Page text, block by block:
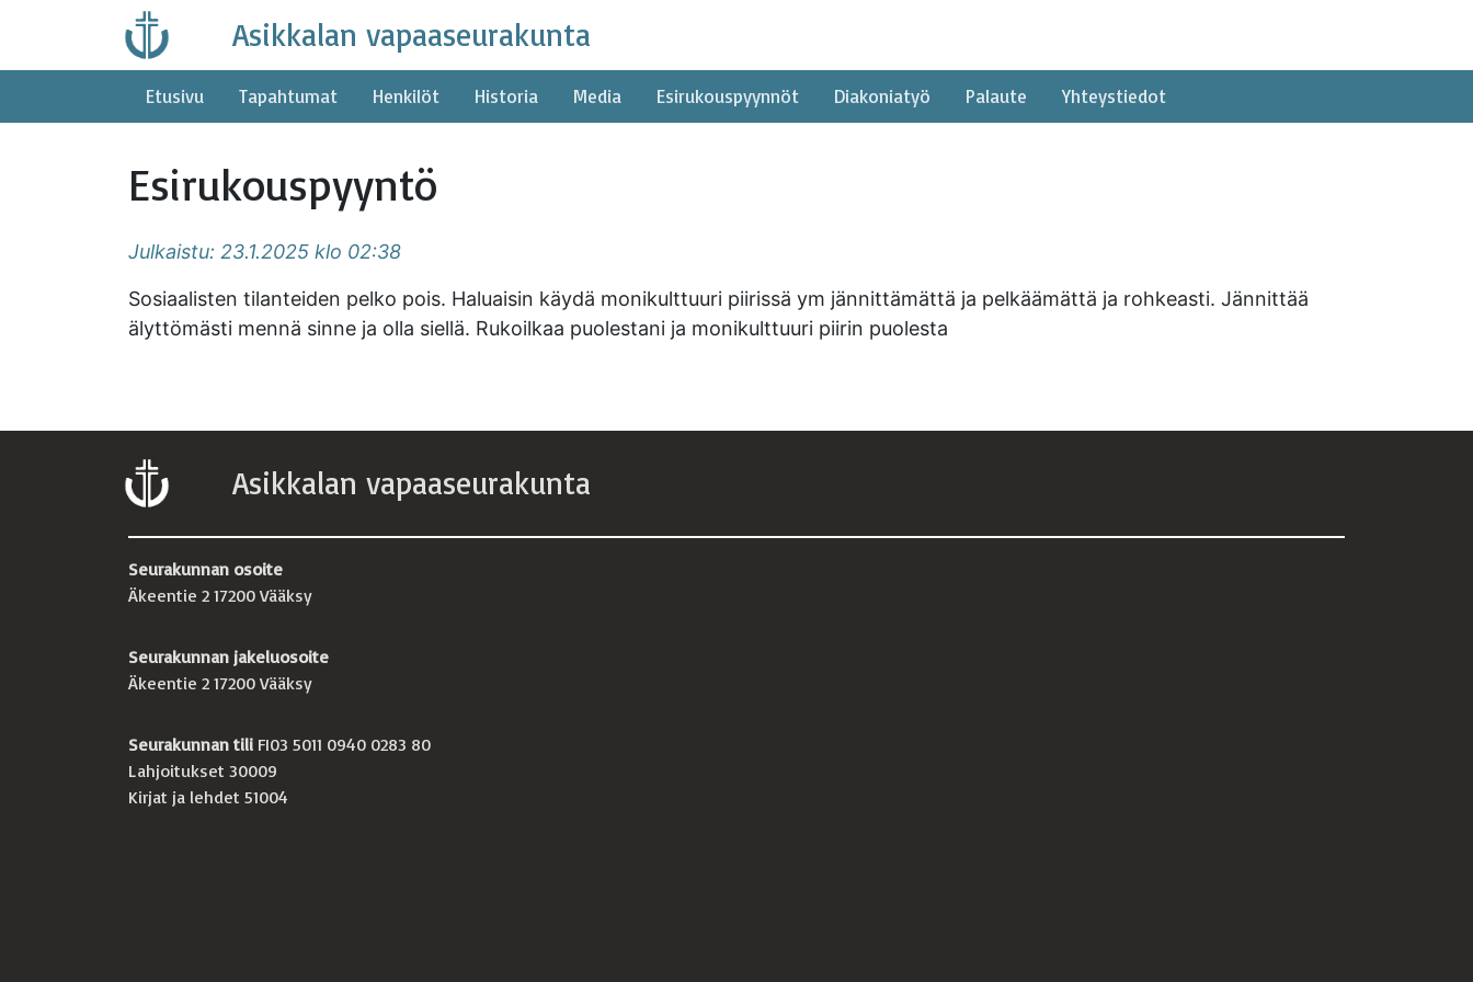
content
Asikkalan vapaaseurakunta
Etusivu Tapahtumat Henkilöt Historia Media Esirukouspyynnöt Diakoniatyö Palaute Yhteystiedot
Esirukouspyyntö
Julkaistu: 23.1.2025 klo 02:38
Sosiaalisten tilanteiden pelko pois. Haluaisin käydä monikulttuuri piirissä ym jännittämättä ja pelkäämättä ja rohkeasti. Jännittää
älyttömästi mennä sinne ja olla siellä. Rukoilkaa puolestani ja monikulttuuri piirin puolesta
Asikkalan vapaaseurakunta
Seurakunnan osoite
Äkeentie 2 17200 Vääksy
Seurakunnan jakeluosoite
Äkeentie 2 17200 Vääksy
Seurakunnan tili FI03 5011 0940 0283 80
Lahjoitukset 30009
Kirjat ja lehdet 51004